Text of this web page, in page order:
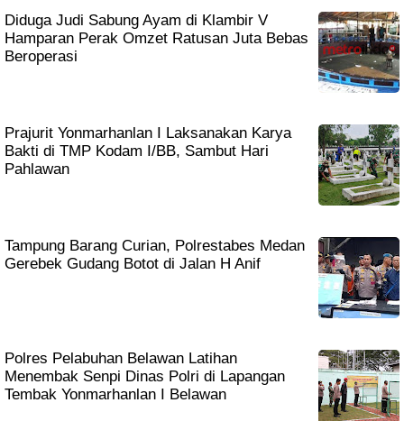
Diduga Judi Sabung Ayam di Klambir V
Hamparan Perak Omzet Ratusan Juta Bebas
Beroperasi
Prajurit Yonmarhanlan I Laksanakan Karya
Bakti di TMP Kodam I/BB, Sambut Hari
Pahlawan
Tampung Barang Curian, Polrestabes Medan
Gerebek Gudang Botot di Jalan H Anif
Polres Pelabuhan Belawan Latihan
Menembak Senpi Dinas Polri di Lapangan
Tembak Yonmarhanlan I Belawan